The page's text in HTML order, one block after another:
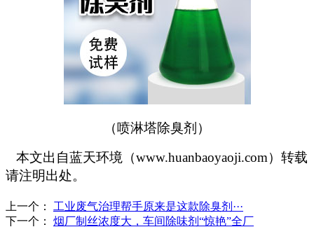
（喷淋塔除臭剂）
本文出自蓝天环境（www.huanbaoyaoji.com）转载
请注明出处。
上一个：
工业废气治理帮手原来是这款除臭剂···
下一个：
烟厂制丝浓度大，车间除味剂“惊艳”全厂